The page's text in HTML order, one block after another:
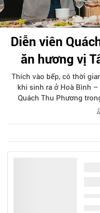
Diễn viên
ăn hương vị
Thích vào bếp, có thời
khi sinh ra ở Hoà Bình
Quách Thu Phương
chương trình Của ngon
29/10